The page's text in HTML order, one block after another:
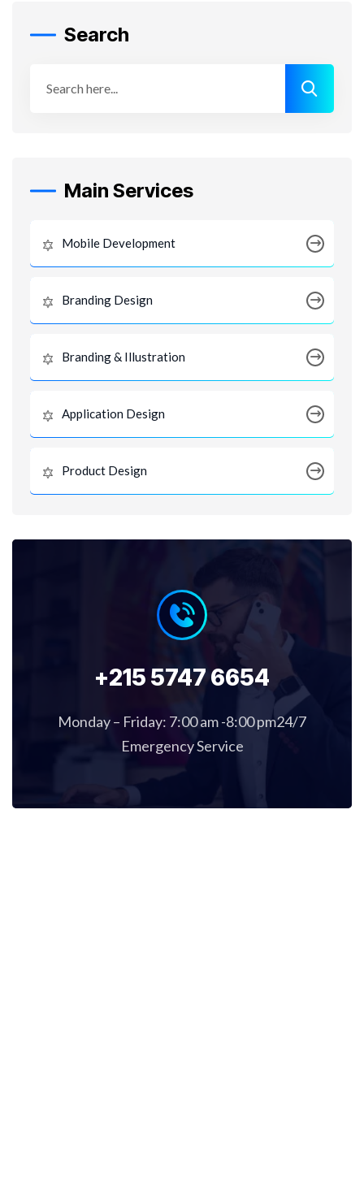
Search
Main Services
Mobile Development
Branding Design
Branding & Illustration
Application Design
Product Design
+215 5747 6654
Monday – Friday: 7:00 am -8:00 pm24/7
Emergency Service